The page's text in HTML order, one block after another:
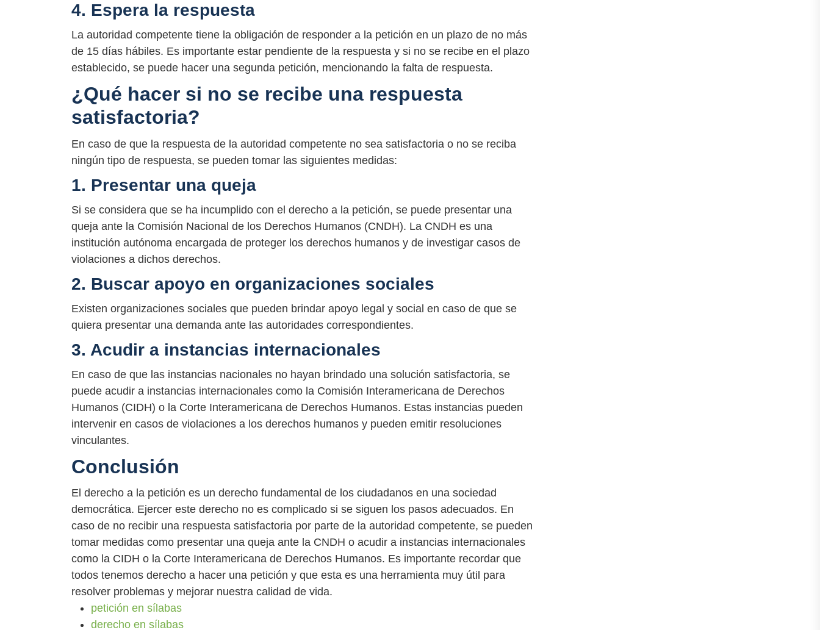
4. Espera la respuesta
La autoridad competente tiene la obligación de responder a la petición en un plazo de no más
de 15 días hábiles. Es importante estar pendiente de la respuesta y si no se recibe en el plazo
establecido, se puede hacer una segunda petición, mencionando la falta de respuesta.
¿Qué hacer si no se recibe una respuesta
satisfactoria?
En caso de que la respuesta de la autoridad competente no sea satisfactoria o no se reciba
ningún tipo de respuesta, se pueden tomar las siguientes medidas:
1. Presentar una queja
Si se considera que se ha incumplido con el derecho a la petición, se puede presentar una
queja ante la Comisión Nacional de los Derechos Humanos (CNDH). La CNDH es una
institución autónoma encargada de proteger los derechos humanos y de investigar casos de
violaciones a dichos derechos.
2. Buscar apoyo en organizaciones sociales
Existen organizaciones sociales que pueden brindar apoyo legal y social en caso de que se
quiera presentar una demanda ante las autoridades correspondientes.
3. Acudir a instancias internacionales
En caso de que las instancias nacionales no hayan brindado una solución satisfactoria, se
puede acudir a instancias internacionales como la Comisión Interamericana de Derechos
Humanos (CIDH) o la Corte Interamericana de Derechos Humanos. Estas instancias pueden
intervenir en casos de violaciones a los derechos humanos y pueden emitir resoluciones
vinculantes.
Conclusión
El derecho a la petición es un derecho fundamental de los ciudadanos en una sociedad
democrática. Ejercer este derecho no es complicado si se siguen los pasos adecuados. En
caso de no recibir una respuesta satisfactoria por parte de la autoridad competente, se pueden
tomar medidas como presentar una queja ante la CNDH o acudir a instancias internacionales
como la CIDH o la Corte Interamericana de Derechos Humanos. Es importante recordar que
todos tenemos derecho a hacer una petición y que esta es una herramienta muy útil para
resolver problemas y mejorar nuestra calidad de vida.
petición en sílabas
derecho en sílabas